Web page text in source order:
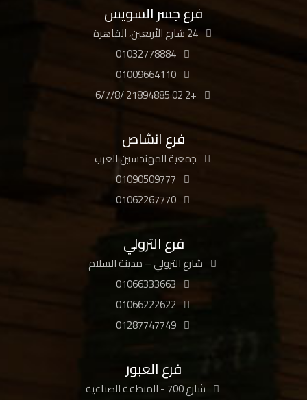
فرع جسر السويس
24 شارع الأربعين، القاهرة
01032778884
01009664110
+2 02 21894885 /6/7/8
فرع انشاص
جمعية المهندسين العرب
01090509777
01062267770
فرع الترولي
شارع الترولي – مدينة السلام
01066333663
01066222622
01287747749
فرع العبور
شارع 700 - المنطقة الصناعية